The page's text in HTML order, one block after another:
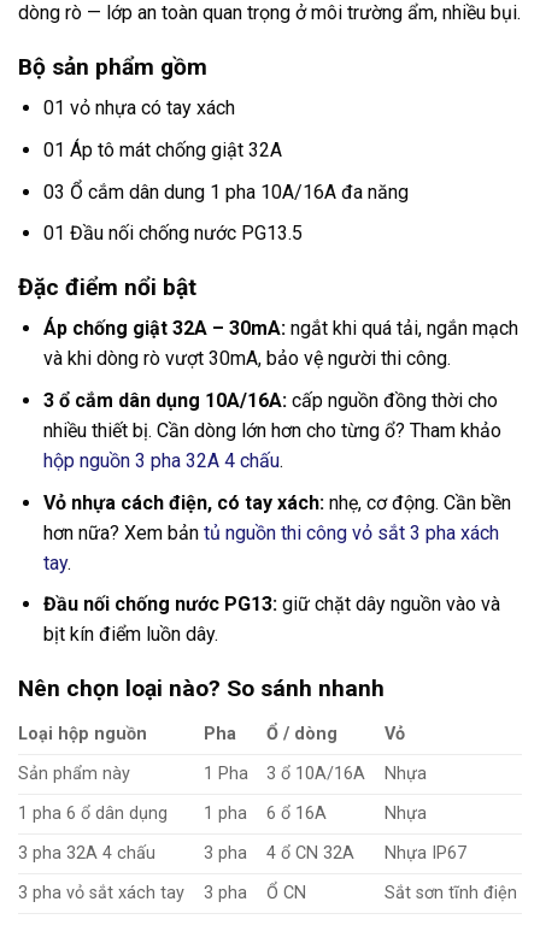
dòng rò — lớp an toàn quan trọng ở môi trường ẩm, nhiều bụi.
Bộ sản phẩm gồm
01 vỏ nhựa có tay xách
01 Áp tô mát chống giật 32A
03 Ổ cắm dân dung 1 pha 10A/16A đa năng
01 Đầu nối chống nước PG13.5
Đặc điểm nổi bật
Áp chống giật 32A – 30mA:ngắt khi quá tải, ngắn mạch
và khi dòng rò vượt 30mA, bảo vệ người thi công.
3 ổ cắm dân dụng 10A/16A:cấp nguồn đồng thời cho
nhiều thiết bị. Cần dòng lớn hơn cho từng ổ? Tham khảo
hộp nguồn 3 pha 32A 4 chấu.
Vỏ nhựa cách điện, có tay xách:nhẹ, cơ động. Cần bền
hơn nữa? Xem bản tủ nguồn thi công vỏ sắt 3 pha xách
tay.
Đầu nối chống nước PG13:giữ chặt dây nguồn vào và
bịt kín điểm luồn dây.
Nên chọn loại nào? So sánh nhanh
Loại hộp nguồn Pha Ổ / dòng
Vỏ
Sản phẩm này
1 Pha 3 ổ 10A/16A
Nhựa
1 pha 6 ổ dân dụng
1 pha 6 ổ 16A
Nhựa
3 pha 32A 4 chấu
3 pha 4 ổ CN 32A
Nhựa IP67
3 pha vỏ sắt xách tay
3 pha Ổ CN Sắt sơn tĩnh điện